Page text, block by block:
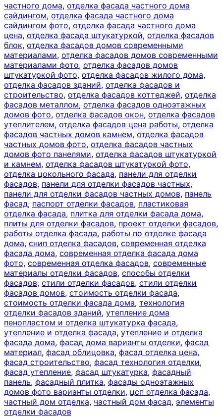
частного дома, отделка фасада частного дома
сайдингом, отделка фасада частного дома
сайдингом фото, отделка фасада частного дома
цена, отделка фасада штукатуркой, отделка фасадов
блок, отделка фасадов домов современными
материалами, отделка фасадов домов современными
материалами фото, отделка фасадов домов
штукатуркой фото, отделка фасадов жилого дома,
отделка фасадов зданий, отделка фасадов и
строительство, отделка фасадов коттеджей, отделка
фасадов металлом, отделка фасадов одноэтажных
домов фото, отделка фасадов окон, отделка фасадов
утеплителем, отделка фасадов цена работы, отделка
фасадов частных домов камнем, отделка фасадов
частных домов фото, отделка фасадов частных
домов фото панелями, отделка фасадов штукатуркой
и камнем, отделка фасадов штукатуркой фото,
отделка цокольного фасада, панели для отделки
фасадов, панели для отделки фасадов частных,
панели для отделки фасадов частных домов, панель
фасад, паспорт отделки фасадов, пластиковая
отделка фасада, плитка для отделки фасада дома,
плиты для отделки фасадов, проект отделки фасадов,
работы отделка фасада, работы по отделке фасада
дома, снип отделка фасадов, современная отделка
фасада дома, современная отделка фасада дома
фото, современная отделка фасадов, современные
материалы отделки фасадов, способы отделки
фасадов, стили отделки фасадов, стили отделки
фасадов домов, стоимость отделки фасада,
стоимость отделки фасада дома, технология
отделки фасадов зданий, утепление дома
пенопластом и отделка штукатурка фасада,
утепление и отделка фасада, утепление и отделка
фасада дома, фасад дома варианты отделки, фасад
материал, фасад облицовка, фасад отделка цена,
фасад строительство, фасад технология отделки,
фасад утепление, фасад штукатурка, фасадный
панель, фасадный плитка, фасады одноэтажных
домов фото варианты отделки, цсп отделка фасада,
частный дом отделка, частный дом фасад, элементы
отделки фасадов